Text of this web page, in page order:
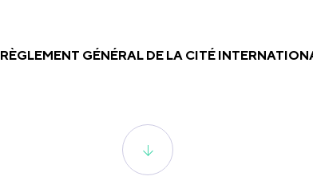
RÈGLEMENT GÉNÉRAL DE LA CITÉ